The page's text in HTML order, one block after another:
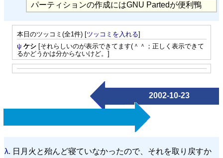
パーティションの作成にはGNU Partedが便利鴨
本日のツッコミ(全1件) [ツッコミを入れる]
ψ ケシ[それらしいのが表示できてます(＾＾；正しく表示できて
るかどうかは分からないけど。]
2002-10-23
λ. 日月火と殆んど寝ていなかったので、それを取り戻すか